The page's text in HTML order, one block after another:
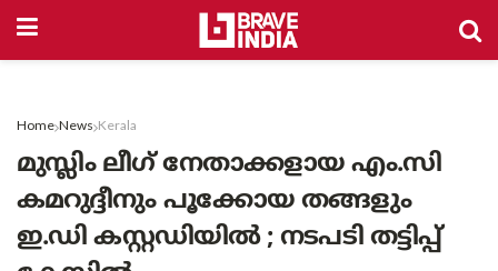
Home News Kerala
മുസ്ലിം ലീഗ് നേതാക്കളായ എം.സി
കമറുദ്ദീനും പൂക്കോയ തങ്ങളും
ഇ.ഡി കസ്റ്റഡിയില്‍ ; നടപടി തട്ടിപ്പ്